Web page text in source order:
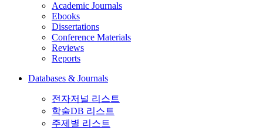
Academic Journals
Ebooks
Dissertations
Conference Materials
Reviews
Reports
Databases & Journals
전자저널 리스트
학술DB 리스트
주제별 리스트